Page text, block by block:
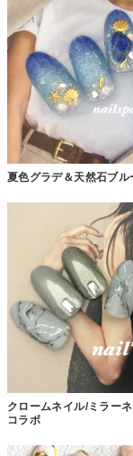
夏色グラデ＆天然石ブル
クロームネイル/ミラー
コラボ